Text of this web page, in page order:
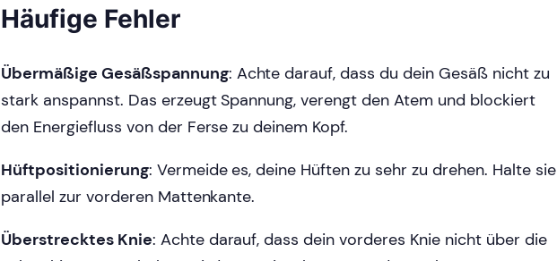
Häufige Fehler
Übermäßige Gesäßspannung: Achte darauf, dass du dein Gesäß nicht zu
stark anspannst. Das erzeugt Spannung, verengt den Atem und blockiert
den Energiefluss von der Ferse zu deinem Kopf.
Hüftpositionierung: Vermeide es, deine Hüften zu sehr zu drehen. Halte sie
parallel zur vorderen Mattenkante.
Überstrecktes Knie: Achte darauf, dass dein vorderes Knie nicht über die